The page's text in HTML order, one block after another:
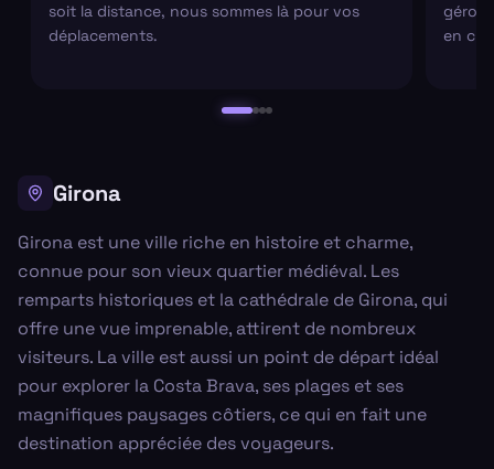
soit la distance, nous sommes là pour vos
déplacements.
en
Girona
Girona est une ville riche en histoire et charme,
connue pour son vieux quartier médiéval. Les
remparts historiques et la cathédrale de Girona, qui
offre une vue imprenable, attirent de nombreux
visiteurs. La ville est aussi un point de départ idéal
pour explorer la Costa Brava, ses plages et ses
magnifiques paysages côtiers, ce qui en fait une
destination appréciée des voyageurs.